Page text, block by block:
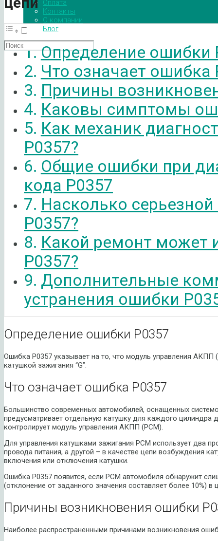
Оплата
Контакты
О компании
Блог
Определение ошибки
Что означает ошибка
Причины
Каковы симптомы
Как механик
P0357?
Общие ошибки при
кода P0357
Насколько
P0357?
Какой ремонт может
P0357?
Дополнительные
устранения ошибки
Определение ошибки P0357
Ошибка P0357 указывает на то, что модуль управления АКПП
катушкой зажигания “G”.
Что означает ошибка P0357
Большинство современных автомобилей, оснащенных
предусматривает отдельную катушку для каждого цилиндра
контролирует модуль управления АКПП (PCM).
Для управления катушками зажигания PCM использует два
провода питания, а другой – в качестве цепи возбуждения
включения или отключения катушки.
Ошибка P0357 появится, если PCM автомобиля обнаружит
(отклонение от заданного значения составляет более 10%) в
Причины возникновения ошибки
Наиболее распространенными причинами возникновения